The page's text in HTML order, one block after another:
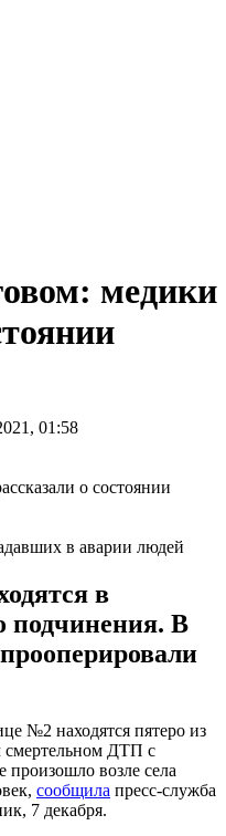
медики
01:58
в аварии людей
в
подчинения. В
№2 находятся пятеро из
смертельном ДТП с
произошло возле села
сообщила пресс-служба
7 декабря.